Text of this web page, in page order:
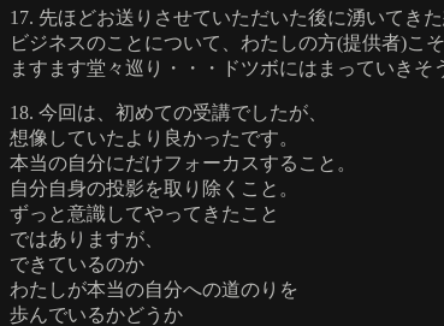
17. 先ほどお送りさせていただいた後に湧いてきた
ビジネスのことについて、わたしの方(提供者)こ
ますます堂々巡り・・・ドツボにはまっていきそ
18. 今回は、初めての受講でしたが、
想像していたより良かったです。
本当の自分にだけフォーカスすること。
自分自身の投影を取り除くこと。
ずっと意識してやってきたこと
ではありますが、
できているのか
わたしが本当の自分への道のりを
歩んでいるかどうか